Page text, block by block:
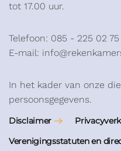
tot 17.00 uur.
Telefoon: 085 - 225 02 75
E-mail:
In het kader van onze
persoonsgegevens.
Disclaimer
Verenigingsstatuten en